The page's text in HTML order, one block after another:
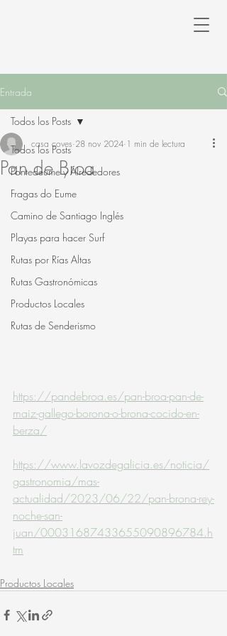
Entrada
Todos los Posts
Pontedeume y Alrededores
Fragas do Eume
Camino de Santiago Inglés
Playas para hacer Surf
Rutas por Rías Altas
Rutas Gastronómicas
Productos Locales
Rutas de Senderismo
Todos los Posts
Pan de Broa
casa coves 28 nov 2024 1 min de lectura
https://pandebroa.es/pan-broa-pan-de-
maiz-gallego-borona-o-brona-cocido-en-
berza/
https://www.lavozdegalicia.es/noticia/
gastronomia/mas-
actualidad/2023/06/22/pan-brona-rey-
noche-san-
juan/00031687433655090896784.h
tm
Productos Locales